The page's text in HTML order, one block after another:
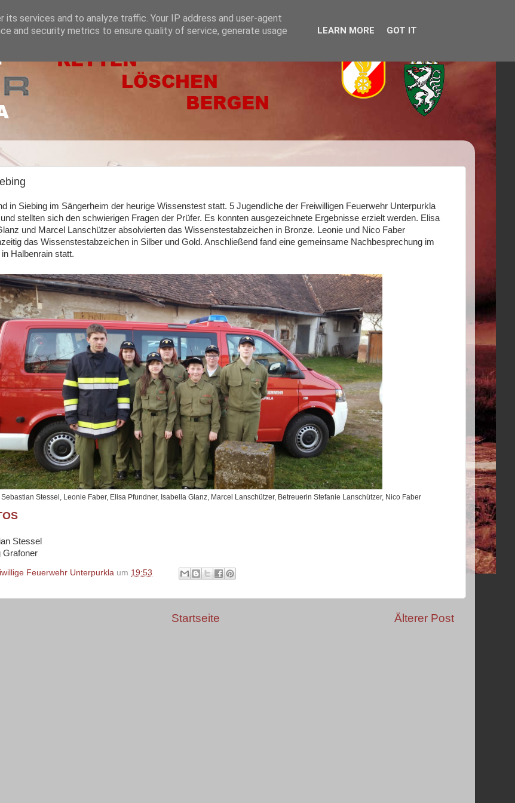
in Siebing im Sängerheim der heurige Wissenstest statt. 5 Jugendliche der Freiwilligen Feuerwehr Unterpurkla
stellten sich den schwierigen Fragen der Prüfer. Es konnten ausgezeichnete Ergebnisse erzielt werden. Elisa
und Marcel Lanschützer absolvierten das Wissenstestabzeichen in Bronze. Leonie und Nico Faber
das Wissenstestabzeichen in Silber und Gold. Anschließend fand eine gemeinsame Nachbesprechung im
Halbenrain statt.
Sebastian Stessel, Leonie Faber, Elisa Pfundner, Isabella Glanz, Marcel Lanschützer, Betreuerin Stefanie Lanschützer, Nico Faber
Stessel
Grafoner
Feuerwehr Unterpurkla um 19:53
Älterer Post
Startseite
services and to analyze traffic. Your IP address and user-agent
and security metrics to ensure quality of service, generate usage
LEARN MORE GOT IT